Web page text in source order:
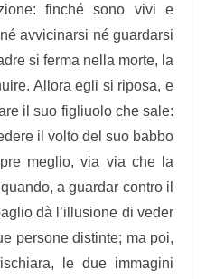
finché sono vivi e
avvicinarsi né guardarsi
si ferma nella morte, la
Allora egli si riposa, e
il suo figliuolo che sale:
il volto del suo babbo
meglio, via via che la
a guardar contro il
dà l’illusione di veder
persone distinte; ma poi,
le due immagini